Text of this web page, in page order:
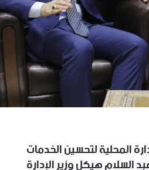
المحلية لتحسين الخدمات